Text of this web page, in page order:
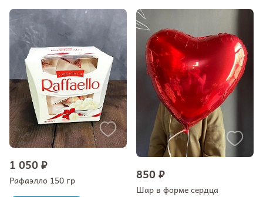
1 050 ₽
Рафаэлло 150 гр 850 ₽
Шар в форме сердца